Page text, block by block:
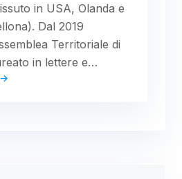
in USA, Olanda e
Dal 2019
Territoriale di
in lettere e…